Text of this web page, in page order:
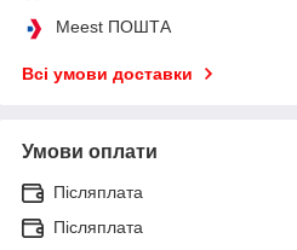
Meest ПОШТА
Всі умови доставки
Умови оплати
Післяплата
Післяплата